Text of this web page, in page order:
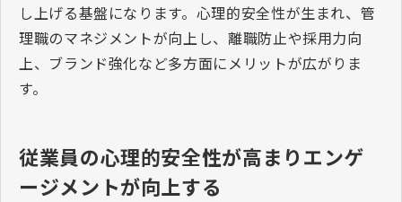
し上げる基盤になります。心理的安全性が生まれ、管
理職のマネジメントが向上し、離職防止や採用力向
上、ブランド強化など多方面にメリットが広がりま
す。
従業員の心理的安全性が高まりエンゲ
ージメントが向上する